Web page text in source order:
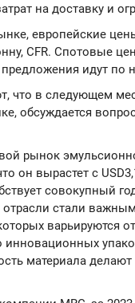
на доставку и
европейские
CFR. Спотовые
идут по
что в следующем
обсуждается
рынок
он вырастет с
совокупный
отрасли стали
варьируются
инновационных
материала